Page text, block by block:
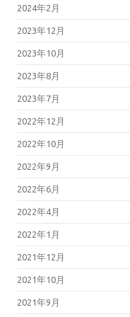
2024年2月
2023年12月
2023年10月
2023年8月
2023年7月
2022年12月
2022年10月
2022年9月
2022年6月
2022年4月
2022年1月
2021年12月
2021年10月
2021年9月